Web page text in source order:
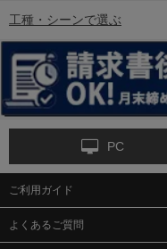
6-矢印板/LED矢印板
9-点字マット・タイ
工種・シーンで選ぶ
PC
ご利用ガイド
よくあるご質問